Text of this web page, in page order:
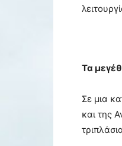
Τα
Σε μια
και της